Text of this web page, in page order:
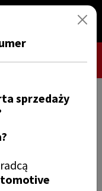
sprzedaży